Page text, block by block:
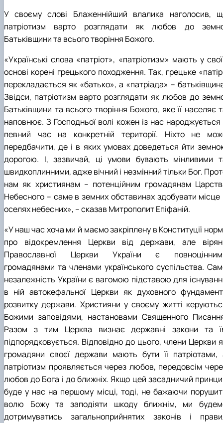
У своєму слові Блаженнійший влалика наголосив,
патріотизм варто розглядати як любов до
Батьківщини та всього творіння Божого.
«Українські слова «патріот», «патріотизм» мають у
основі корені грецького походження. Так, грецьке
перекладається як «батько», а «патріада» –
Звідси, патріотизм варто розглядати як любов до
Батьківщини та всього творіння Божого, яке її населяє
наповнює. З Господньої волі кожен із нас народжується
певний час на конкретній території. Ніхто не
передбачити, де і в яких умовах доведеться йти
дорогою. І, зазвичай, ці умови бувають мінливими
швидкоплинними, адже вічний і незмінний тільки Бог.
нам як християнам – потенційним громадянам
Небесного – саме в земних обставинах здобувати місце
оселях небесних», – сказав Митрополит Епіфаній.
«У наш час хоча ми й маємо закріплену в Конституції
про відокремлення Церкви від держави, але
Православної Церкви України є
громадянами та членами українського суспільства.
незалежність України є вагомою підставою для
в ній автокефальної Церкви як духовного
розвитку держави. Християни у своєму житті
Божими заповідями, настановами Священного
Разом з тим Церква визнає державні закони та
підпорядковується. Відповідно до цього, члени Церкви
громадяни своєї держави мають бути її патріотами,
патріотизм проявляється через любов, передовсім
любов до Бога і до ближніх. Якщо цей засадничий
буде у нас на першому місці, тоді, не бажаючи
волю Божу та заподіяти шкоду ближнім, ми
дотримуватись загальноприйнятих законів і